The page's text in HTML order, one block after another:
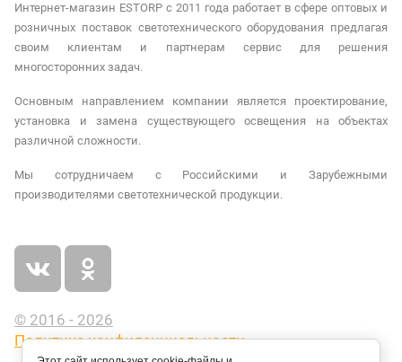
Интернет-магазин ESTORP с 2011 года работает в сфере оптовых и
розничных поставок светотехнического оборудования предлагая
своим клиентам и партнерам сервис для решения
многосторонних задач.
Основным направлением компании является проектирование,
установка и замена существующего освещения на объектах
различной сложности.
Мы сотрудничаем с Российскими и Зарубежными
производителями светотехнической продукции.
© 2016 - 2026
Политика конфиденциальности